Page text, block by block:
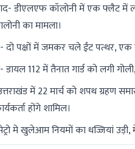
डीएलएफ कॉलोनी में एक फ्लैट में
का मामला।
पक्षों में जमकर चले ईंट पत्थर,
112 में तैनात गार्ड को लगी
में 22 मार्च को शपथ ग्रहण
होंगे शामिल।
मे खुलेआम नियमों का धज्जियां